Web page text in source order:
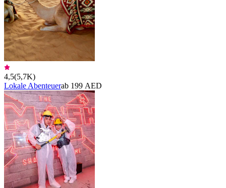
4,5(5,7K)
Lokale Abenteuerab 199 AED